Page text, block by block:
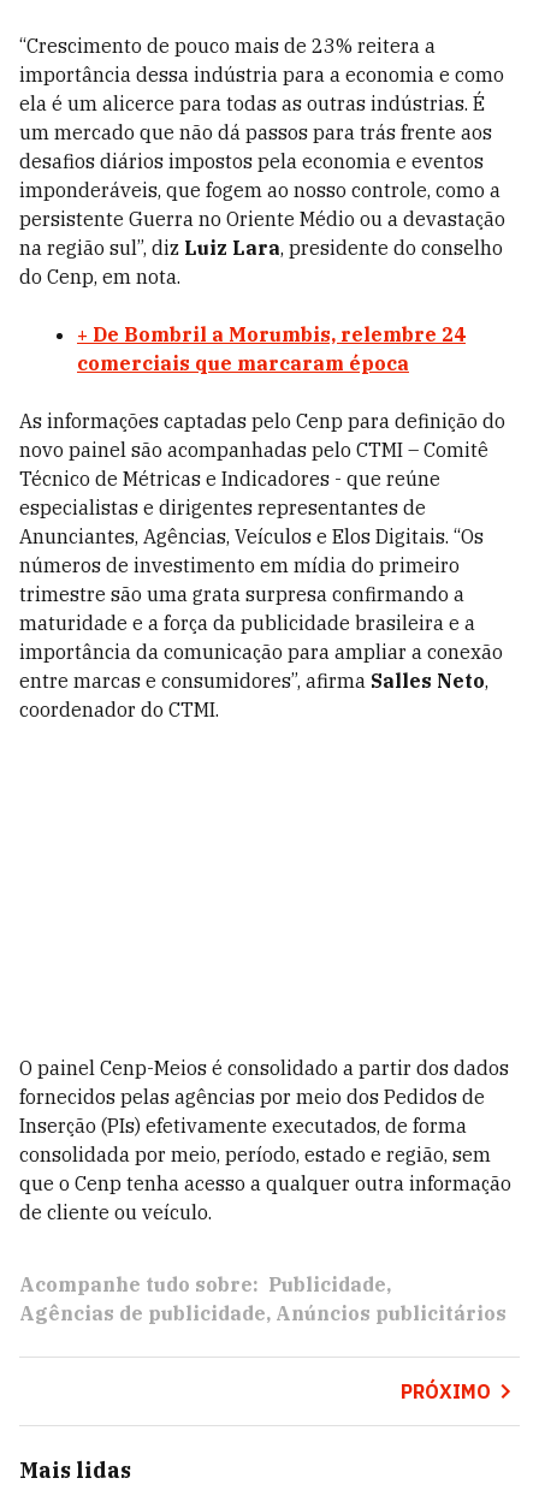
“Crescimento de pouco mais de 23% reitera a
importância dessa indústria para a economia e como
ela é um alicerce para todas as outras indústrias. É
um mercado que não dá passos para trás frente aos
desafios diários impostos pela economia e eventos
imponderáveis, que fogem ao nosso controle, como a
persistente Guerra no Oriente Médio ou a devastação
na região sul”, diz Luiz Lara, presidente do conselho
do Cenp, em nota.
+ De Bombril a Morumbis, relembre 24
comerciais que marcaram época
As informações captadas pelo Cenp para definição do
novo painel são acompanhadas pelo CTMI – Comitê
Técnico de Métricas e Indicadores - que reúne
especialistas e dirigentes representantes de
Anunciantes, Agências, Veículos e Elos Digitais. “Os
números de investimento em mídia do primeiro
trimestre são uma grata surpresa confirmando a
maturidade e a força da publicidade brasileira e a
importância da comunicação para ampliar a conexão
entre marcas e consumidores”, afirma Salles Neto,
coordenador do CTMI.
O painel Cenp-Meios é consolidado a partir dos dados
fornecidos pelas agências por meio dos Pedidos de
Inserção (PIs) efetivamente executados, de forma
consolidada por meio, período, estado e região, sem
que o Cenp tenha acesso a qualquer outra informação
de cliente ou veículo.
Acompanhe tudo sobre: Publicidade
Agências de publicidade Anúncios publicitários
PRÓXIMO
Mais lidas